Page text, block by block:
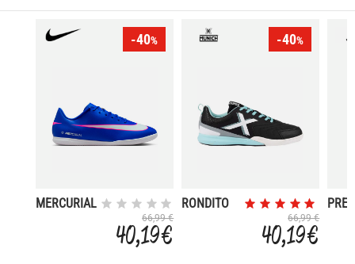
-40%
MERCURIAL
66,99 €
40,19 €
-40%
RONDITO
66,99 €
40,19 €